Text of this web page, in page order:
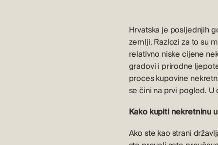
Hrvatska je posljednjih
zemlji. Razlozi za to su
relativno niske cijene
gradovi i prirodne
proces kupovine
se čini na prvi pogled.
Kako kupiti nekretninu
Ako ste kao strani